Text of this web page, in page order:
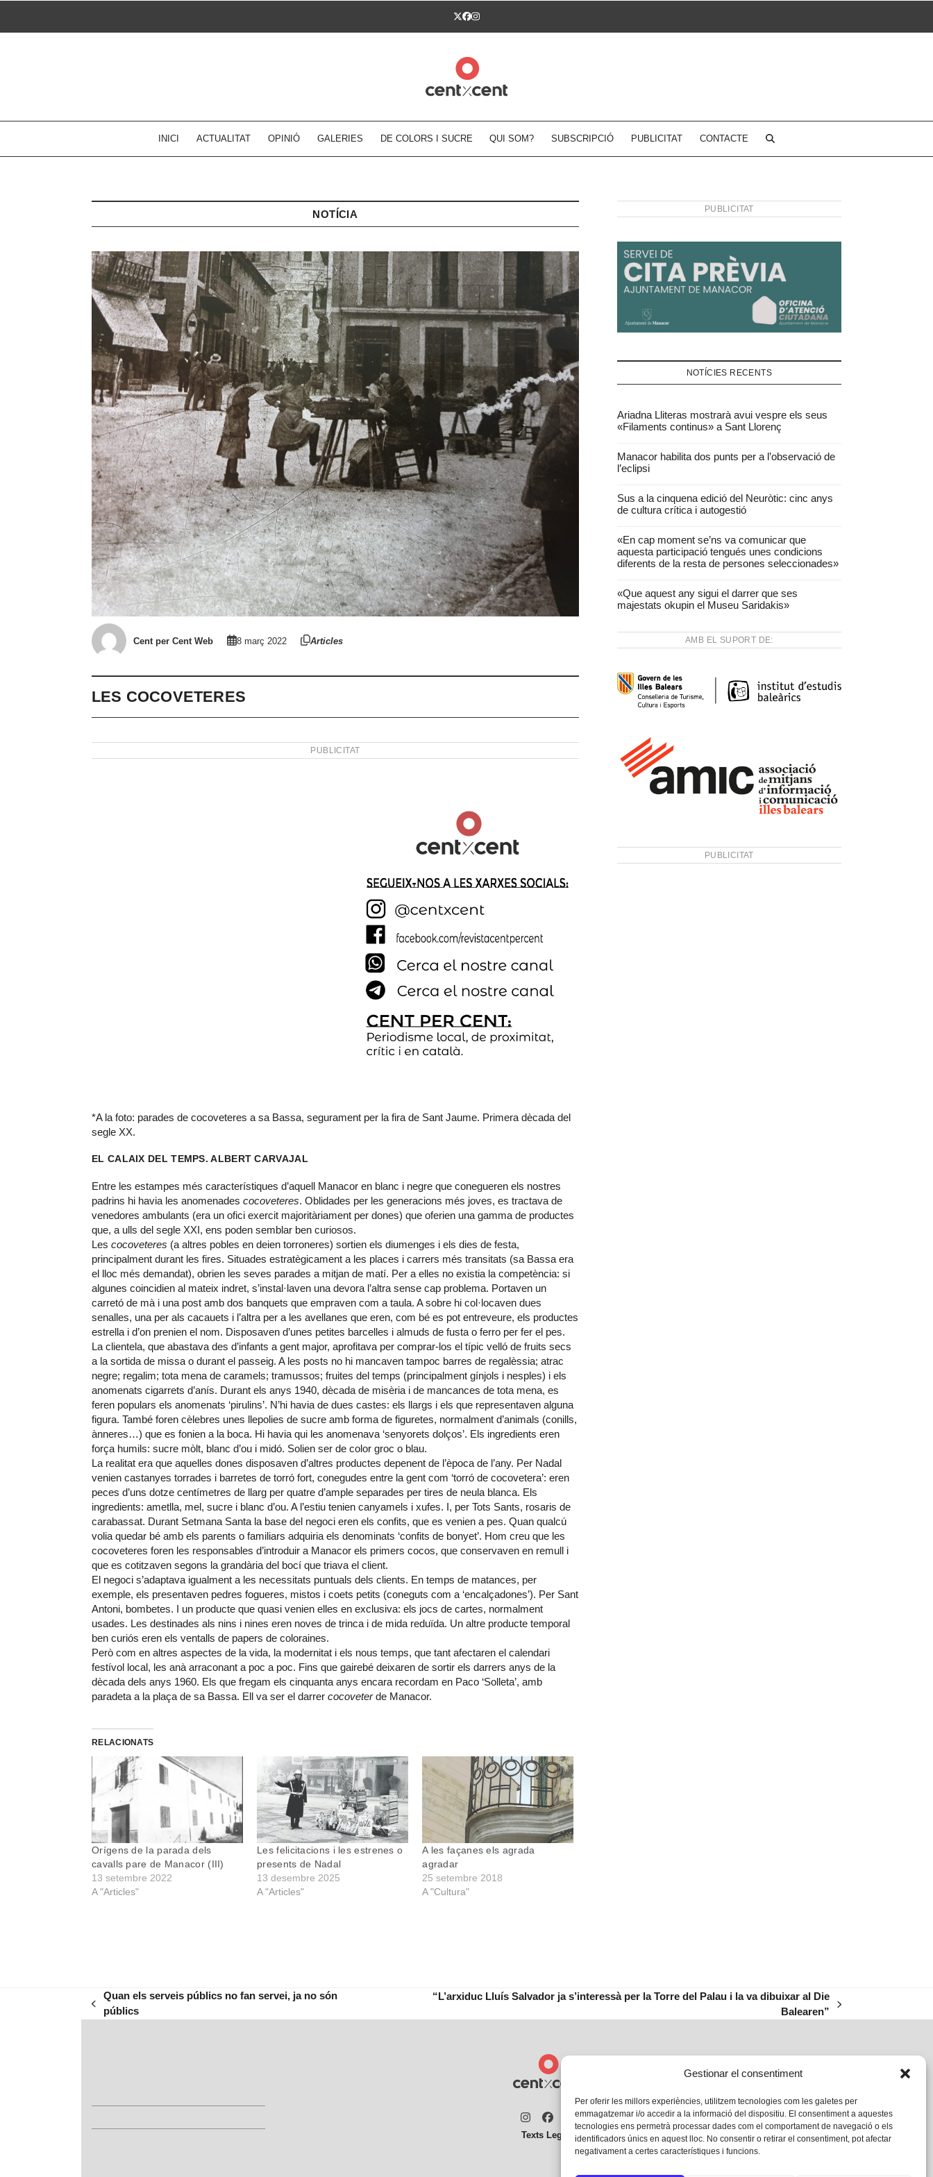
Gestionar el consentiment
Per oferir les millors experiències, utilitzem tecnologies com les galetes per
emmagatzemar i/o accedir a la informació del dispositiu. El consentiment a aquestes
tecnologies ens permetrà processar dades com el comportament de navegació o els
identificadors únics en aquest lloc. No consentir o retirar el consentiment, pot afectar
negativament a certes característiques i funcions.
Twitter
Facebook
Instagram
INICI ACTUALITAT OPINIÓ GALERIES DE COLORS I SUCRE QUI SOM? SUBSCRIPCIÓ PUBLICITAT CONTACTE
NOTÍCIA
Cent per Cent Web 8 març 2022 Articles
LES COCOVETERES
PUBLICITAT
*A la foto: parades de cocoveteres a sa Bassa, segurament per la fira de Sant Jaume. Primera dècada del
segle XX.
EL CALAIX DEL TEMPS. ALBERT CARVAJAL
Entre les estampes més característiques d’aquell Manacor en blanc i negre que conegueren els nostres
padrins hi havia les anomenades cocoveteres. Oblidades per les generacions més joves, es tractava de
venedores ambulants (era un ofici exercit majoritàriament per dones) que oferien una gamma de productes
que, a ulls del segle XXI, ens poden semblar ben curiosos.
Les cocoveteres (a altres pobles en deien torroneres) sortien els diumenges i els dies de festa,
principalment durant les fires. Situades estratègicament a les places i carrers més transitats (sa Bassa era
el lloc més demandat), obrien les seves parades a mitjan de matí. Per a elles no existia la competència: si
algunes coincidien al mateix indret, s’instal·laven una devora l’altra sense cap problema. Portaven un
carretó de mà i una post amb dos banquets que empraven com a taula. A sobre hi col·locaven dues
senalles, una per als cacauets i l’altra per a les avellanes que eren, com bé es pot entreveure, els productes
estrella i d’on prenien el nom. Disposaven d’unes petites barcelles i almuds de fusta o ferro per fer el pes.
La clientela, que abastava des d’infants a gent major, aprofitava per comprar-los el típic velló de fruits secs
a la sortida de missa o durant el passeig. A les posts no hi mancaven tampoc barres de regalèssia; atrac
negre; regalim; tota mena de caramels; tramussos; fruites del temps (principalment gínjols i nesples) i els
anomenats cigarrets d’anís. Durant els anys 1940, dècada de misèria i de mancances de tota mena, es
feren populars els anomenats ‘pirulins’. N’hi havia de dues castes: els llargs i els que representaven alguna
figura. També foren cèlebres unes llepolies de sucre amb forma de figuretes, normalment d’animals (conills,
ànneres…) que es fonien a la boca. Hi havia qui les anomenava ‘senyorets dolços’. Els ingredients eren
força humils: sucre mòlt, blanc d’ou i midó. Solien ser de color groc o blau.
La realitat era que aquelles dones disposaven d’altres productes depenent de l’època de l’any. Per Nadal
venien castanyes torrades i barretes de torró fort, conegudes entre la gent com ‘torró de cocovetera’: eren
peces d’uns dotze centímetres de llarg per quatre d’ample separades per tires de neula blanca. Els
ingredients: ametlla, mel, sucre i blanc d’ou. A l’estiu tenien canyamels i xufes. I, per Tots Sants, rosaris de
carabassat. Durant Setmana Santa la base del negoci eren els confits, que es venien a pes. Quan qualcú
volia quedar bé amb els parents o familiars adquiria els denominats ‘confits de bonyet’. Hom creu que les
cocoveteres foren les responsables d’introduir a Manacor els primers cocos, que conservaven en remull i
que es cotitzaven segons la grandària del bocí que triava el client.
El negoci s’adaptava igualment a les necessitats puntuals dels clients. En temps de matances, per
exemple, els presentaven pedres fogueres, mistos i coets petits (coneguts com a ‘encalçadones’). Per Sant
Antoni, bombetes. I un producte que quasi venien elles en exclusiva: els jocs de cartes, normalment
usades. Les destinades als nins i nines eren noves de trinca i de mida reduïda. Un altre producte temporal
ben curiós eren els ventalls de papers de coloraines.
Però com en altres aspectes de la vida, la modernitat i els nous temps, que tant afectaren el calendari
festívol local, les anà arraconant a poc a poc. Fins que gairebé deixaren de sortir els darrers anys de la
dècada dels anys 1960. Els que fregam els cinquanta anys encara recordam en Paco ‘Solleta’, amb
paradeta a la plaça de sa Bassa. Ell va ser el darrer cocoveterde Manacor.
RELACIONATS
Orígens de la parada dels
cavalls pare de Manacor (III)
13 setembre 2022
A "Articles"
Les felicitacions i les estrenes o
presents de Nadal
13 desembre 2025
A "Articles"
A les façanes els agrada
agradar
25 setembre 2018
A "Cultura"
PUBLICITAT
NOTÍCIES RECENTS
Ariadna Lliteras mostrarà avui vespre els seus
«Filaments continus» a Sant Llorenç
Manacor habilita dos punts per a l’observació de
l’eclipsi
Sus a la cinquena edició del Neuròtic: cinc anys
de cultura crítica i autogestió
«En cap moment se’ns va comunicar que
aquesta participació tengués unes condicions
diferents de la resta de persones seleccionades»
«Que aquest any sigui el darrer que ses
majestats okupin el Museu Saridakis»
AMB EL SUPORT DE:
PUBLICITAT
previous
Quan els serveis públics no fan servei, ja no són
públics
“L’arxiduc Lluís Salvador ja s’interessà per la Torre del Palau i la va dibuixar al Die
Balearen”
Instagram
Facebook
Twitter
Texts Legals